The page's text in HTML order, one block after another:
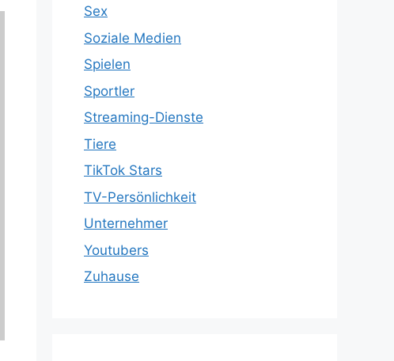
Sex
Soziale Medien
Spielen
Sportler
Streaming-Dienste
Tiere
TikTok Stars
TV-Persönlichkeit
Unternehmer
Youtubers
Zuhause